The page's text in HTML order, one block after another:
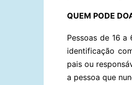
QUEM PODE
Pessoas de 16
identificação
pais ou
a pessoa que